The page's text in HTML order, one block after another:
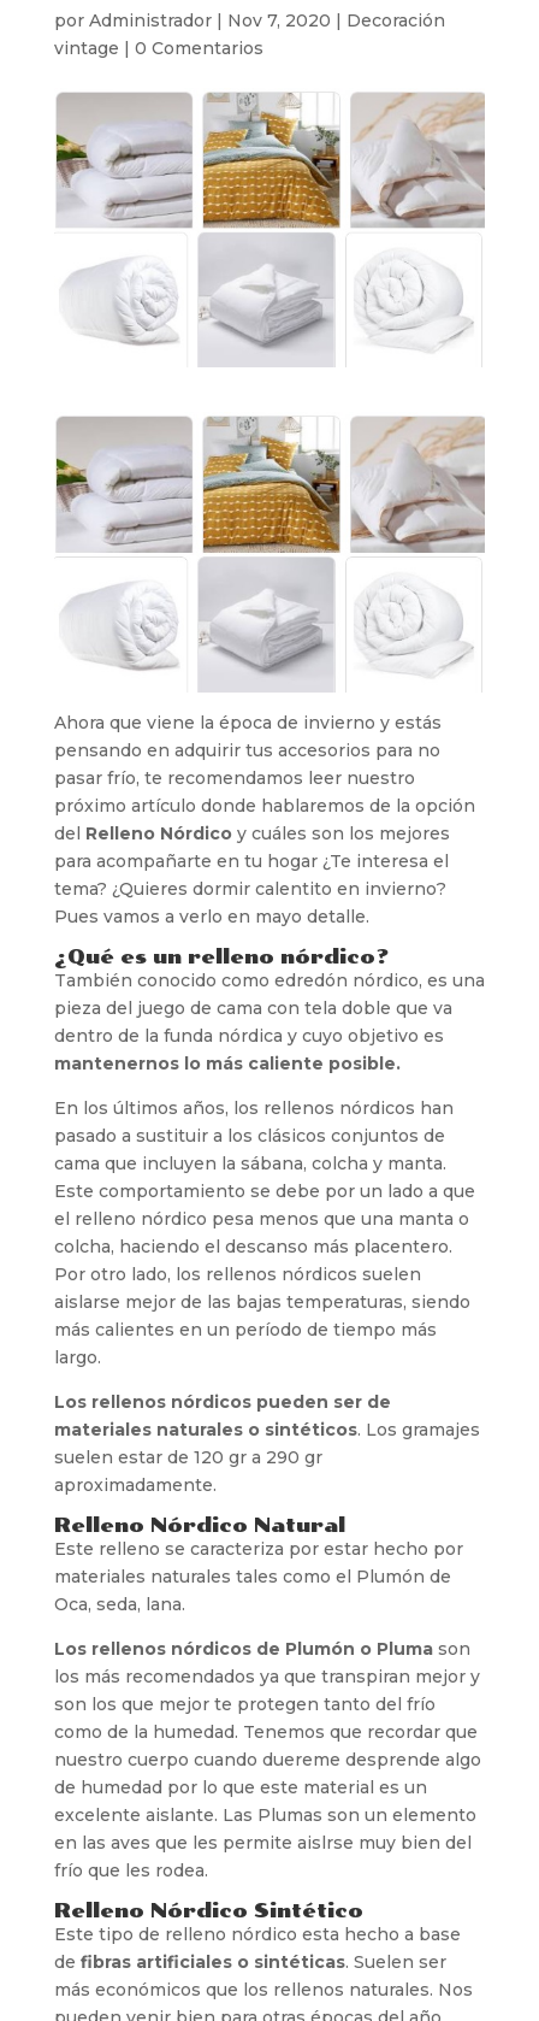
por Administrador| Nov 7, 2020 | Decoración
vintage | 0 Comentarios
Ahora que viene la época de invierno y estás
pensando en adquirir tus accesorios para no
pasar frío, te recomendamos leer nuestro
próximo artículo donde hablaremos de la opción
del Relleno Nórdicoy cuáles son los mejores
para acompañarte en tu hogar ¿Te interesa el
tema? ¿Quieres dormir calentito en invierno?
Pues vamos a verlo en mayo detalle.
¿Qué es un relleno nórdico?
También conocido como edredón nórdico, es una
pieza del juego de cama con tela doble que va
dentro de la funda nórdica y cuyo objetivo es
mantenernos lo más caliente posible.
En los últimos años, los rellenos nórdicos han
pasado a sustituir a los clásicos conjuntos de
cama que incluyen la sábana, colcha y manta.
Este comportamiento se debe por un lado a que
el relleno nórdico pesa menos que una manta o
colcha, haciendo el descanso más placentero.
Por otro lado, los rellenos nórdicos suelen
aislarse mejor de las bajas temperaturas, siendo
más calientes en un período de tiempo más
largo.
Los rellenos nórdicos pueden ser de
materiales naturales o sintéticos. Los gramajes
suelen estar de 120 gr a 290 gr
aproximadamente.
Relleno Nórdico Natural
Este relleno se caracteriza por estar hecho por
materiales naturales tales como el Plumón de
Oca, seda, lana.
Los rellenos nórdicos de Plumón o Plumason
los más recomendados ya que transpiran mejor y
son los que mejor te protegen tanto del frío
como de la humedad. Tenemos que recordar que
nuestro cuerpo cuando duereme desprende algo
de humedad por lo que este material es un
excelente aislante. Las Plumas son un elemento
en las aves que les permite aislrse muy bien del
frío que les rodea.
Relleno Nórdico Sintético
Este tipo de relleno nórdico esta hecho a base
de fibras artificiales o sintéticas. Suelen ser
más económicos que los rellenos naturales. Nos